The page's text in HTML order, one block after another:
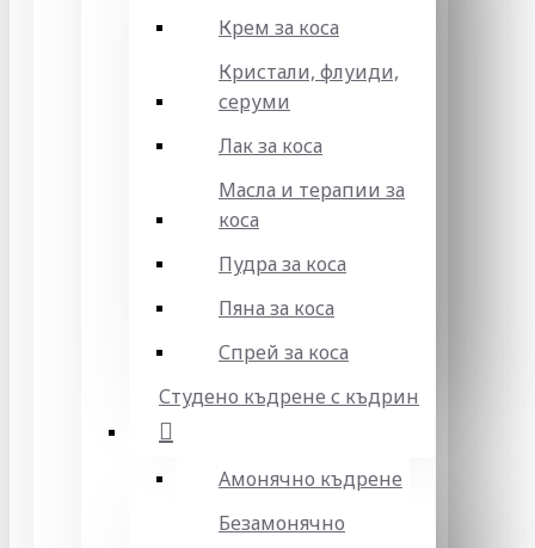
Крем за коса
Кристали, флуиди,
серуми
Лак за коса
Масла и терапии за
коса
Пудра за коса
Пяна за коса
Спрей за коса
Студено къдрене с къдрин
Амонячно къдрене
Безамонячно